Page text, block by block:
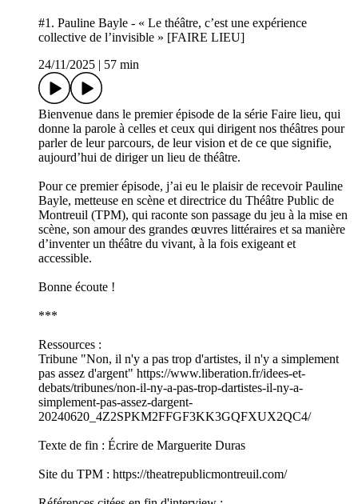
#1. Pauline Bayle - « Le théâtre, c’est une expérience
collective de l’invisible » [FAIRE LIEU]
24/11/2025
57 min
Bienvenue dans le premier épisode de la série Faire lieu, qui
donne la parole à celles et ceux qui dirigent nos théâtres pour
parler de leur parcours, de leur vision et de ce que signifie,
aujourd’hui de diriger un lieu de théâtre.
Pour ce premier épisode, j’ai eu le plaisir de recevoir Pauline
Bayle, metteuse en scène et directrice du Théâtre Public de
Montreuil (TPM), qui raconte son passage du jeu à la mise en
scène, son amour des grandes œuvres littéraires et sa manière
d’inventer un théâtre du vivant, à la fois exigeant et
accessible.
Bonne écoute !
***
Ressources :
Tribune "Non, il n'y a pas trop d'artistes, il n'y a simplement
pas assez d'argent" https://www.liberation.fr/idees-et-
debats/tribunes/non-il-ny-a-pas-trop-dartistes-il-ny-a-
simplement-pas-assez-dargent-
20240620_4Z2SPKM2FFGF3KK3GQFXUX2QC4/
Texte de fin : Écrire de Marguerite Duras
Site du TPM : https://theatrepublicmontreuil.com/